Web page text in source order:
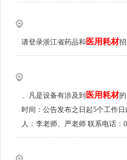
请登录浙江省药品和 医用耗材
、凡是设备有涉及到 医用耗材
时间：公告发布之日起5个工作
人：李老师、严老师 联系电话：